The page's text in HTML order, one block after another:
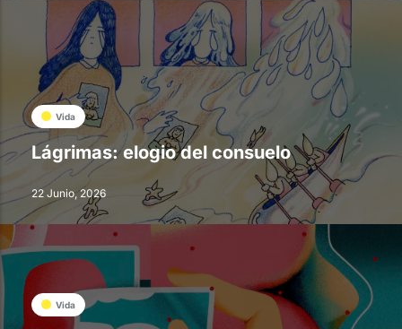
Vida
Lágrimas: elogio del consuelo
22 Junio, 2026
Vida